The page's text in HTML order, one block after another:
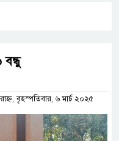
বন্ধু
বৃহস্পতিবার, ৬ মার্চ ২০২৫